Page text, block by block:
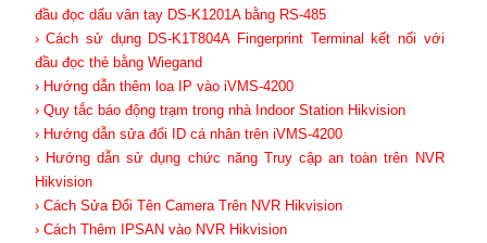
đầu đọc dấu vân tay DS-K1201A bằng RS-485
› Cách sử dụng DS-K1T804A Fingerprint Terminal kết nối với
đầu đọc thẻ bằng Wiegand
› Hướng dẫn thêm loa IP vào iVMS-4200
› Quy tắc báo động trạm trong nhà Indoor Station Hikvision
› Hướng dẫn sửa đổi ID cá nhân trên iVMS-4200
› Hướng dẫn sử dụng chức năng Truy cập an toàn trên NVR
Hikvision
› Cách Sửa Đổi Tên Camera Trên NVR Hikvision
› Cách Thêm IPSAN vào NVR Hikvision